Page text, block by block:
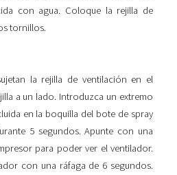
con agua. Coloque la rejilla de
tornillos.
la rejilla de ventilación en el
a un lado. Introduzca un extremo
en la boquilla del bote de spray
5 segundos. Apunte con una
para poder ver el ventilador.
con una ráfaga de 6 segundos.